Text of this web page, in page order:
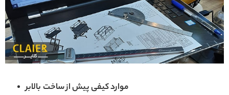
موارد کیفی پیش از ساخت بالابر